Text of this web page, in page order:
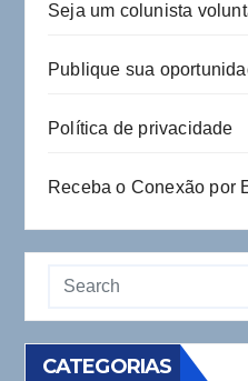
Seja um colunista
Publique sua
Política de privacidade
Receba o Conexão por
CATEGORIAS